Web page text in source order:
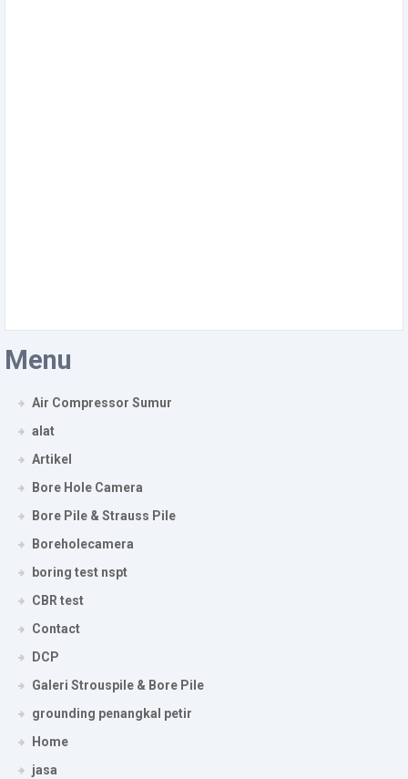
Menu
Air Compressor Sumur
alat
Artikel
Bore Hole Camera
Bore Pile & Strauss Pile
Boreholecamera
boring test nspt
CBR test
Contact
DCP
Galeri Strouspile & Bore Pile
grounding penangkal petir
Home
jasa